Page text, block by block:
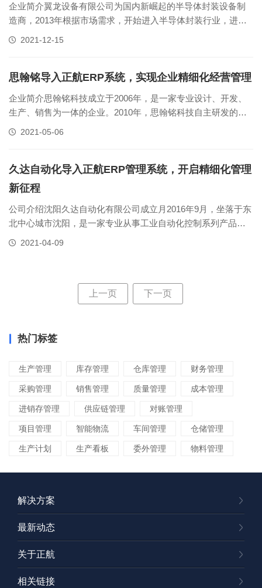
企业简介翼龙设备有限公司为国内新崛起的半导体封装设备制
造商，2013年根据市场需求，开始进入半导体封装行业，进行
国内顶尖的IC固晶机的研发及技术改进，同时翼龙设备和高校
足客户的各类需求。......
2021-12-15
思翰铭导入正航ERP系统，实现企业精细化经营管理
企业简介思翰铭科技成立于2006年，是一家专业设计、开发、
生产、销售为一体的企业。2010年，思翰铭科技自主研发的汽
车连接器Fakra系列产品正式投入生产，并获得多项外观与实用
并......
2021-05-06
久达自动化导入正航ERP管理系统，开启精细化管理
新征程
公司介绍沈阳久达自动化有限公司成立月2016年9月，坐落于东
北中心城市沈阳，是一家专业从事工业自动化控制系列产品销
售、服务、加工于一体的高新科技企业。公司产品主要经营线
2021-04-09
上一页 下一页
热门标签
生产管理 库存管理 仓库管理 财务管理
采购管理 销售管理 质量管理 成本管理
进销存管理 供应链管理 对账管理
项目管理 智能物流 车间管理 仓储管理
生产计划 生产看板 委外管理 物料管理
ERP软件
ERP教程
人力资源管理
流程管理 数字化转型 智能制造 精细化
解决方案
最新动态
关于正航
相关链接